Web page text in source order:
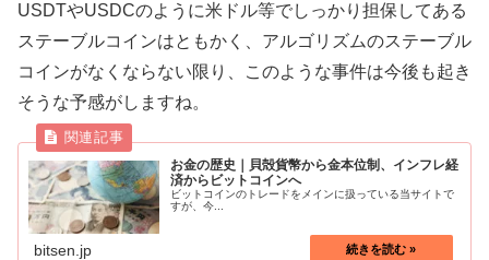
USDTやUSDCのように米ドル等でしっかり担保してある
ステーブルコインはともかく、アルゴリズムのステーブル
コインがなくならない限り、このような事件は今後も起き
そうな予感がしますね。
お金の歴史｜貝殻貨幣から金本位制、インフレ経
済からビットコインへ
ビットコインのトレードをメインに扱っている当サイトで
すが、今...
bitsen.jp